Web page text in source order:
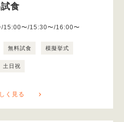
食
15:00〜/15:30〜/16:00〜
無料試食 模擬挙式
土日祝
く見る